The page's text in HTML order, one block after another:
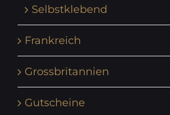
Selbstklebend
Frankreich
Grossbritannien
Gutscheine